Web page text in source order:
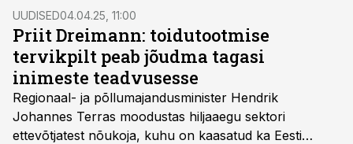
lahendamisel. Üheks nõukoja liikmeks on
lihaveisekasvataja, aasta põllumehe tiitliga pärjatud Airi
Külvet, kes jagas oma seisukohti, ootusi ja eesmärke.
UUDISED04.04.25, 11:00
Priit Dreimann: toidutootmise
tervikpilt peab jõudma tagasi
inimeste teadvusesse
Regionaal- ja põllumajandusminister Hendrik
Johannes Terras moodustas hiljaaegu sektori
ettevõtjatest nõukoja, kuhu on kaasatud ka Eesti